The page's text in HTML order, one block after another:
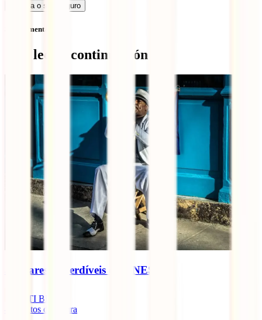
Calcula o seu seguro
Sem comentários
Qué leer a continuación
5 lugares imperdíveis da UNESCO
IATI Blog
minutos de leitura